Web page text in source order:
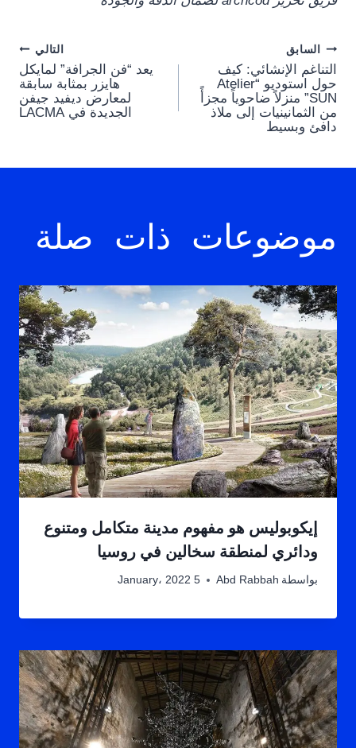
Post
navigation
السابق
التناغم الإنشائي: كيف
حول استوديو “Atelier
SUN” منزلاً ضاحوياً مجزأً
من الثمانينيات إلى ملاذ
دافئ وبسيط
التالي
يعد “فن الجرافة” لمايكل
هايزر بمثابة سابقة
لمعارض ديفيد جيفن
الجديدة في LACMA
موضوعات ذات صلة
إيكوبوليس هو مفهوم مدينة متكامل ومتنوع
ودائري لمنطقة سخالين في روسيا
بواسطة Abd Rabbah 5 January، 2022